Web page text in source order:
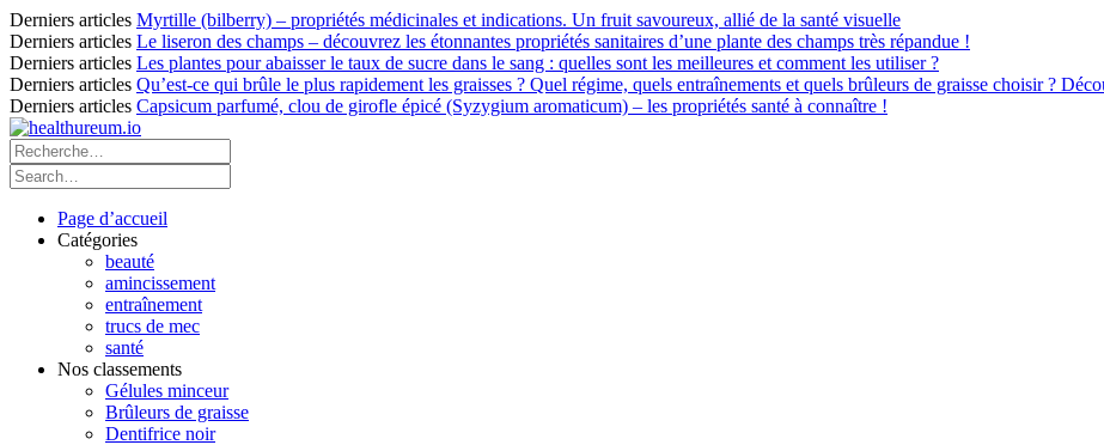
Derniers articles Myrtille (bilberry) – propriétés médicinales et indications. Un fruit savoureux, allié de la santé visuelle
Derniers articles Le liseron des champs – découvrez les étonnantes propriétés sanitaires d’une plante des champs très répandue !
Derniers articles Les plantes pour abaisser le taux de sucre dans le sang : quelles sont les meilleures et comment les utiliser ?
Derniers articles Qu’est-ce qui brûle le plus rapidement les graisses ? Quel régime, quels entraînements et quels brûleurs de graisse choisir ?
Derniers articles Capsicum parfumé, clou de girofle épicé (Syzygium aromaticum) – les propriétés santé à connaître !
Page d’accueil
Catégories
beauté
amincissement
entraînement
trucs de mec
santé
Nos classements
Gélules minceur
Brûleurs de graisse
Dentifrice noir